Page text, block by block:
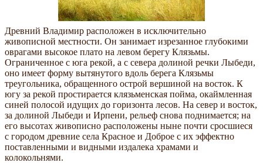
Древний Владимир расположен в исключительно
живописной местности. Он занимает изрезанное глубокими
оврагами высокое плато на левом берегу Клязьмы.
Ограниченное с юга рекой, а с севера долиной речки Лыбеди,
оно имеет форму вытянутого вдоль берега Клязьмы
треугольника, обращенного острой вершиной на восток. К
югу за рекой простирается клязьменская пойма, окаймленная
синей полосой идущих до горизонта лесов. На север и восток,
за долиной Лыбеди и Ирпени, рельеф снова поднимается; на
его высотах живописно расположены ныне почти сросшиеся
с городом древние села Красное и Доброе с их эффектно
поставленными и видными издалека храмами и
колокольнями.